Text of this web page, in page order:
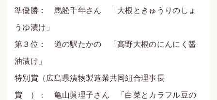
準優勝： 馬舩千年さん 「大根ときゅうりのしょ
うゆ漬け」
第３位： 道の駅たかの 「高野大根のにんにく醤
油漬け」
特別賞（広島県漬物製造業共同組合理事長
賞 ）： 亀山眞理子さん 「白菜とカラフル豆の